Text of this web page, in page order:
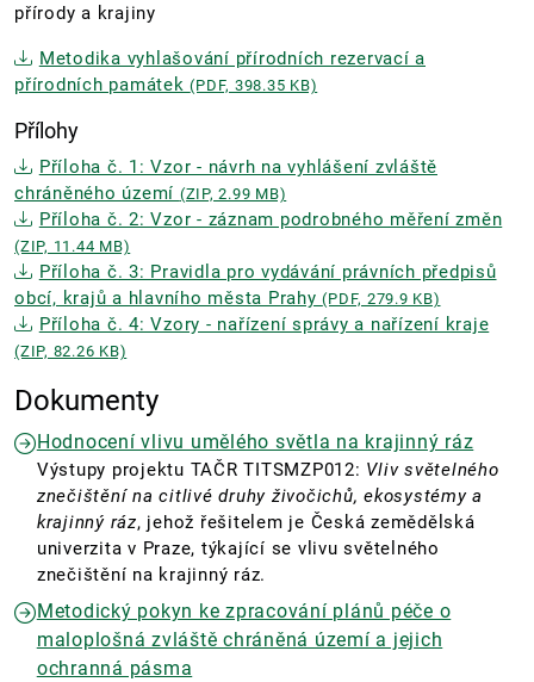
přírody a krajiny
Metodika vyhlašování přírodních rezervací a
přírodních památek(PDF, 398.35 KB)
Přílohy
Příloha č. 1: Vzor - návrh na vyhlášení zvláště
chráněného území (ZIP, 2.99 MB)
Příloha č. 2: Vzor - záznam podrobného měření změn
(ZIP, 11.44 MB)
Příloha č. 3: Pravidla pro vydávání právních předpisů
obcí, krajů a hlavního města Prahy(PDF, 279.9 KB)
Příloha č. 4: Vzory - nařízení správy a nařízení kraje
(ZIP, 82.26 KB)
Dokumenty
Hodnocení vlivu umělého světla na krajinný ráz
Výstupy projektu TAČR TITSMZP012: Vliv světelného
znečištění na citlivé druhy živočichů, ekosystémy a
krajinný ráz, jehož řešitelem je Česká zemědělská
univerzita v Praze, týkající se vlivu světelného
znečištění na krajinný ráz.
Metodický pokyn ke zpracování plánů péče o
maloplošná zvláště chráněná území a jejich
ochranná pásma